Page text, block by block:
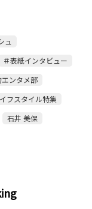
ュ
＃表紙インタビュー
エンタメ部
フスタイル特集
石井 美保